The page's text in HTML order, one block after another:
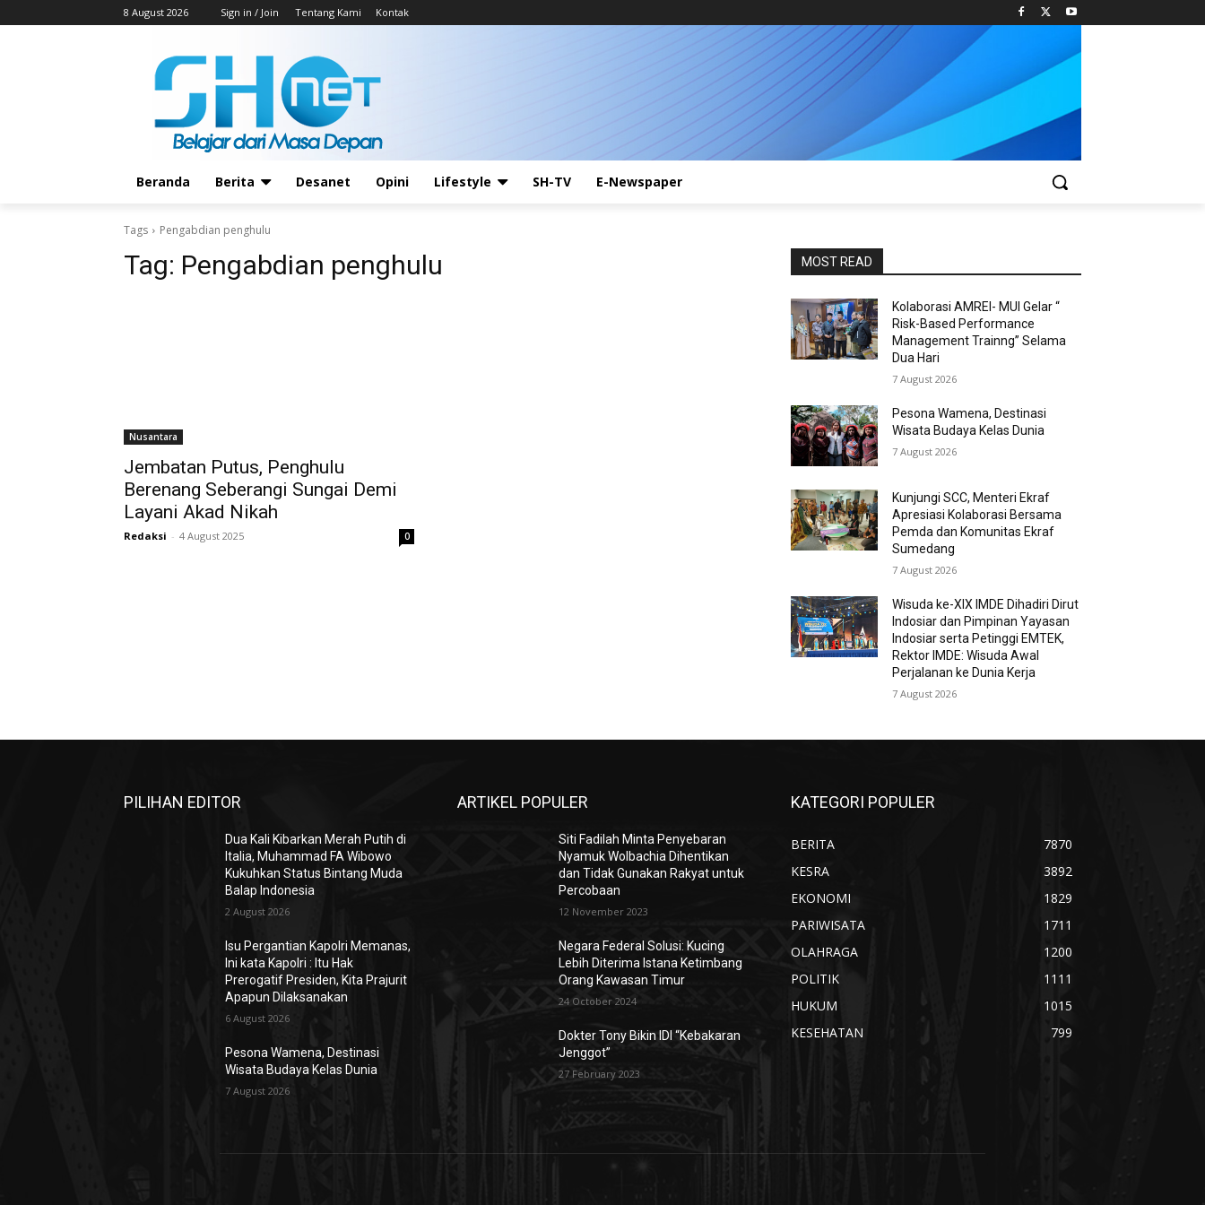
8 August 2026 Sign in / Join Tentang Kami Kontak
Beranda Berita Desanet Opini Lifestyle SH-TV E-Newspaper
Tags Pengabdian penghulu
Tag: Pengabdian penghulu
Nusantara
Jembatan Putus, Penghulu
Berenang Seberangi Sungai Demi
Layani Akad Nikah
Redaksi - 4 August 2025 0
MOST READ
Kolaborasi AMREI- MUI Gelar “
Risk-Based Performance
Management Trainng” Selama
Dua Hari
7 August 2026
Pesona Wamena, Destinasi
Wisata Budaya Kelas Dunia
7 August 2026
Kunjungi SCC, Menteri Ekraf
Apresiasi Kolaborasi Bersama
Pemda dan Komunitas Ekraf
Sumedang
7 August 2026
Wisuda ke-XIX IMDE Dihadiri Dirut
Indosiar dan Pimpinan Yayasan
Indosiar serta Petinggi EMTEK,
Rektor IMDE: Wisuda Awal
Perjalanan ke Dunia Kerja
7 August 2026
PILIHAN EDITOR
Dua Kali Kibarkan Merah Putih di
Italia, Muhammad FA Wibowo
Kukuhkan Status Bintang Muda
Balap Indonesia
2 August 2026
Isu Pergantian Kapolri Memanas,
Ini kata Kapolri : Itu Hak
Prerogatif Presiden, Kita Prajurit
Apapun Dilaksanakan
6 August 2026
Pesona Wamena, Destinasi
Wisata Budaya Kelas Dunia
7 August 2026
ARTIKEL POPULER
Siti Fadilah Minta Penyebaran
Nyamuk Wolbachia Dihentikan
dan Tidak Gunakan Rakyat untuk
Percobaan
12 November 2023
Negara Federal Solusi: Kucing
Lebih Diterima Istana Ketimbang
Orang Kawasan Timur
24 October 2024
Dokter Tony Bikin IDI “Kebakaran
Jenggot”
27 February 2023
KATEGORI POPULER
BERITA
7870
KESRA
3892
EKONOMI
1829
PARIWISATA
1711
OLAHRAGA
1200
POLITIK
1111
HUKUM
1015
KESEHATAN
799